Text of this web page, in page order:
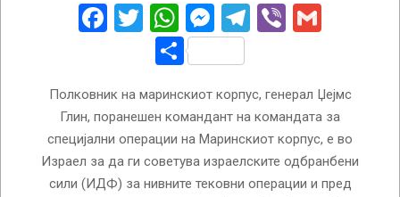
Facebook
TwitterWhatsApp
Messenger
Telegram
Viber
Share
Полковник на маринскиот корпус, генерал Џејмс
Глин, поранешен командант на командата за
специјални операции на Маринскиот корпус, е во
Израел за да ги советува израелските одбранбени
сили (ИДФ) за нивните тековни операции и пред